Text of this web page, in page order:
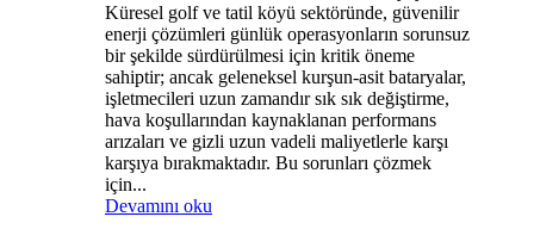
Küresel golf ve tatil köyü sektöründe, güvenilir
enerji çözümleri günlük operasyonların sorunsuz
bir şekilde sürdürülmesi için kritik öneme
sahiptir; ancak geleneksel kurşun-asit bataryalar,
işletmecileri uzun zamandır sık ​​sık değiştirme,
hava koşullarından kaynaklanan performans
arızaları ve gizli uzun vadeli maliyetlerle karşı
karşıya bırakmaktadır. Bu sorunları çözmek
için...
Devamını oku